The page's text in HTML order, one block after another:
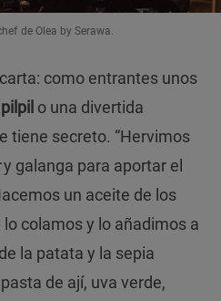
de Olea by Serawa.
como entrantes unos
o una divertida
tiene secreto. “Hervimos
y galanga para aportar el
un aceite de los
colamos y lo añadimos a
la patata y la sepia
de ají, uva verde,